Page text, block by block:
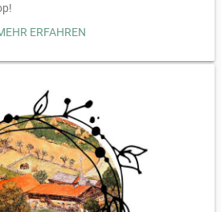
Euch weiterempfehlen 👍👍👍
ERFAHREN